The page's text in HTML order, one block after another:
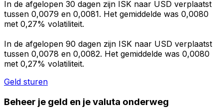
In de afgelopen 30 dagen zijn ISK naar USD verplaatst
tussen 0,0079 en 0,0081. Het gemiddelde was 0,0080
met 0,27% volatiliteit.
In de afgelopen 90 dagen zijn ISK naar USD verplaatst
tussen 0,0078 en 0,0082. Het gemiddelde was 0,0080
met 0,27% volatiliteit.
Geld sturen
Beheer je geld en je valuta onderweg